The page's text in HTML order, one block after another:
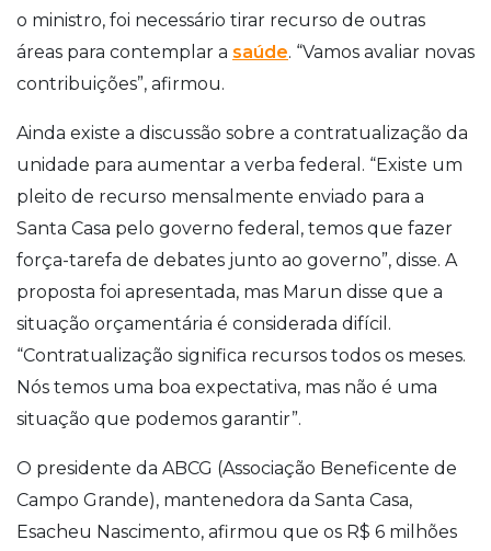
o ministro, foi necessário tirar recurso de outras
áreas para contemplar a saúde. “Vamos avaliar novas
contribuições”, afirmou.
Ainda existe a discussão sobre a contratualização da
unidade para aumentar a verba federal. “Existe um
pleito de recurso mensalmente enviado para a
Santa Casa pelo governo federal, temos que fazer
força-tarefa de debates junto ao governo”, disse. A
proposta foi apresentada, mas Marun disse que a
situação orçamentária é considerada difícil.
“Contratualização significa recursos todos os meses.
Nós temos uma boa expectativa, mas não é uma
situação que podemos garantir”.
O presidente da ABCG (Associação Beneficente de
Campo Grande), mantenedora da Santa Casa,
Esacheu Nascimento, afirmou que os R$ 6 milhões